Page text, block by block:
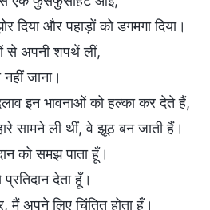
दिया और पहाड़ों को डगमगा दिया।
से अपनी शपथें लीं,
जाना।
इन भावनाओं को हल्का कर देते हैं,
सामने ली थीं, वे झूठ बन जाती हैं।
को समझ पाता हूँ।
देता हूँ।
अपने लिए चिंतित होता हूँ।